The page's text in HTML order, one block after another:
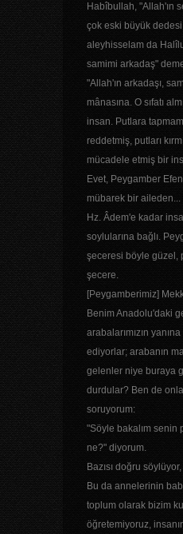
Habîbullah, "Allah'ın
çok eski büyük
aleyhisselam da
samimi arkadaş"
"Allah'ın arkadaşı,
mânasına. O sıfatı
insan. Putlara
reddetmiş, putları
mücadele etmiş bir
Evet, Peygamber
mübarek bir
Hz. Âdem'e kadar
soylularına bağlı.
şeceresi böyle güzel,
şecere.
[Peygamberimiz]
Benim Anadolu'daki
arabalarımızın
ediyorlar; arabanın
gelenler niye buraya
durdular? Ben de
soruyorum:
"Söyle bakalım senin
ne?" diyorum.
Bazısı doğru
Bu da annelerinin
toplum olarak bizim
öğretemiyoruz,